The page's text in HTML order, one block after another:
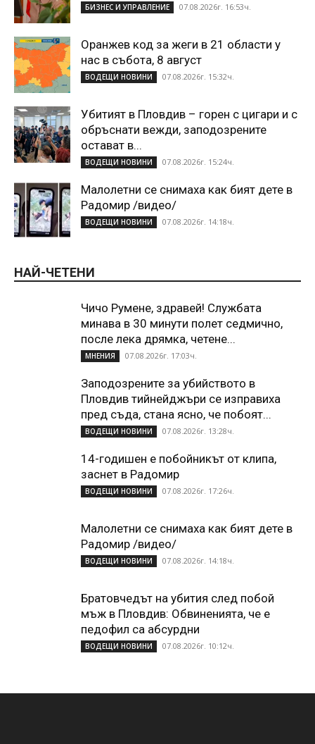
БИЗНЕС И УПРАВЛЕНИЕ 07.08.2026г. 16:53ч.
Оранжев код за жеги в 21 области у
нас в събота, 8 август
ВОДЕЩИ НОВИНИ 07.08.2026г. 15:32ч.
Убитият в Пловдив – горен с цигари и с
обръснати вежди, заподозрените
остават в...
ВОДЕЩИ НОВИНИ 07.08.2026г. 15:24ч.
Малолетни се снимаха как бият дете в
Радомир /видео/
ВОДЕЩИ НОВИНИ 07.08.2026г. 14:18ч.
НАЙ-ЧЕТЕНИ
Чичо Румене, здравей! Службата
минава в 30 минути полет седмично,
после лека дрямка, четене...
МНЕНИЯ 07.08.2026г. 17:03ч.
Заподозрените за убийството в
Пловдив тийнейджъри се изправиха
пред съда, стана ясно, че побоят...
ВОДЕЩИ НОВИНИ 07.08.2026г. 13:28ч.
14-годишен е побойникът от клипа,
заснет в Радомир
ВОДЕЩИ НОВИНИ 07.08.2026г. 17:26ч.
Малолетни се снимаха как бият дете в
Радомир /видео/
ВОДЕЩИ НОВИНИ 07.08.2026г. 14:18ч.
Братовчедът на убития след побой
мъж в Пловдив: Обвиненията, че е
педофил са абсурдни
ВОДЕЩИ НОВИНИ 07.08.2026г. 10:12ч.